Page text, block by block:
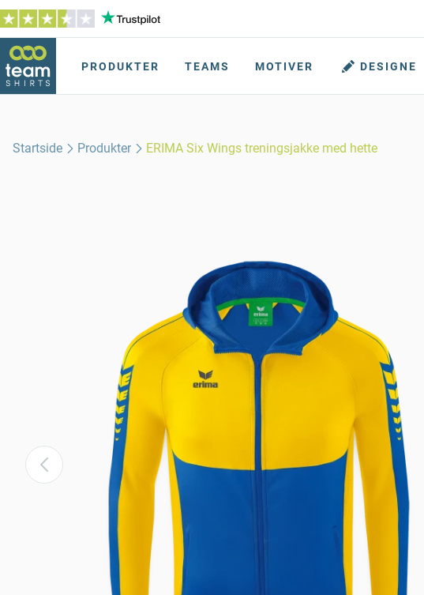
PRODUKTER TEAMS MOTIVER DESIGNE
Startside Produkter ERIMA Six Wings treningsjakke med hette